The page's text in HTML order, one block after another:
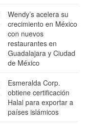
Wendy’s acelera su
crecimiento en México
con nuevos
restaurantes en
Guadalajara y Ciudad
de México
Esmeralda Corp.
obtiene certificación
Halal para exportar a
países islámicos